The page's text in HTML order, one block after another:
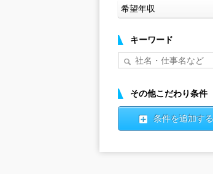
キーワード
その他こだわり条件
条件を追加する